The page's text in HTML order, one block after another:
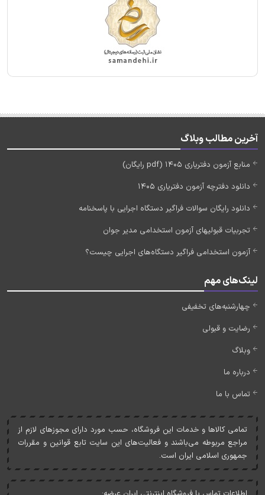
آخرین مطالب وبلاگ
منابع آزمون دفتریاری 1405 (pdf رایگان)
دانلود دفترچه آزمون دفتریاری 1405
دانلود رایگان سوالات فراگیر دستگاه اجرایی با پاسخنامه
تجربیات قبولیهای آزمون استخدامی مدیر جوان
آزمون استخدامی فراگیر دستگاه‌های اجرایی چیست؟
لینک‌های مهم
چهارشنبه‌های تخفیفی
رضایت و قبولی
وبلاگ
درباره ما
تماس با ما
تمامی کالاها و خدمات اين فروشگاه، حسب مورد دارای مجوزهای لازم از
مراجع مربوطه می‌باشند و فعاليت‌های اين سايت تابع قوانين و مقررات
جمهوری اسلامی ايران است.